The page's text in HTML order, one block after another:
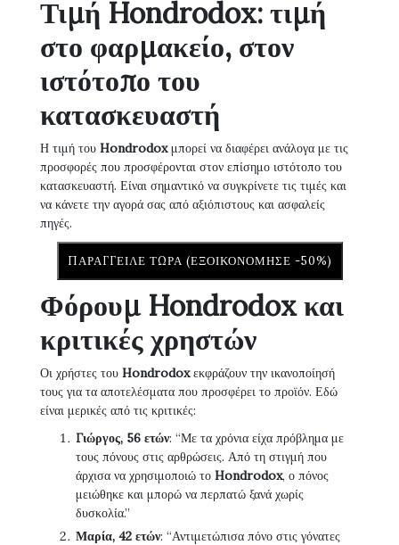
Τιμή Hondrodox: τιμή
στο φαρμακείο, στον
ιστότοπο του
κατασκευαστή
Η τιμή του Hondrodoxμπορεί να διαφέρει ανάλογα με τις
προσφορές που προσφέρονται στον επίσημο ιστότοπο του
κατασκευαστή. Είναι σημαντικό να συγκρίνετε τις τιμές και
να κάνετε την αγορά σας από αξιόπιστους και ασφαλείς
πηγές.
ΠΑΡΆΓΓΕΙΛΕ ΤΏΡΑ (ΕΞΟΙΚΟΝΌΜΗΣΕ -50%)
Φόρουμ Hondrodox και
κριτικές χρηστών
Οι χρήστες του Hondrodoxεκφράζουν την ικανοποίησή
τους για τα αποτελέσματα που προσφέρει το προϊόν. Εδώ
είναι μερικές από τις κριτικές:
Γιώργος, 56 ετών: “Με τα χρόνια είχα πρόβλημα με
τους πόνους στις αρθρώσεις. Από τη στιγμή που
άρχισα να χρησιμοποιώ το Hondrodox, ο πόνος
μειώθηκε και μπορώ να περπατώ ξανά χωρίς
δυσκολία.”
Μαρία, 42 ετών: “Αντιμετώπισα πόνο στις γόνατες